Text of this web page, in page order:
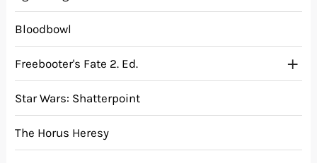
Bloodbowl
Freebooter's Fate 2. Ed.
Star Wars: Shatterpoint
The Horus Heresy